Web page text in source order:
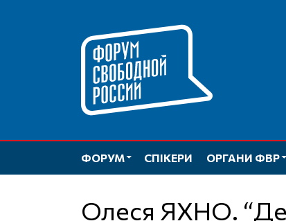
ФОРУМ СПІКЕРИ ОРГАНИ ФВР
Олеся ЯХНО.